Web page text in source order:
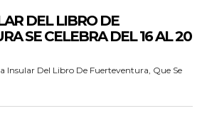
DEL LIBRO DE
SE CELEBRA DEL 16 AL 20
Insular Del Libro De Fuerteventura, Que Se